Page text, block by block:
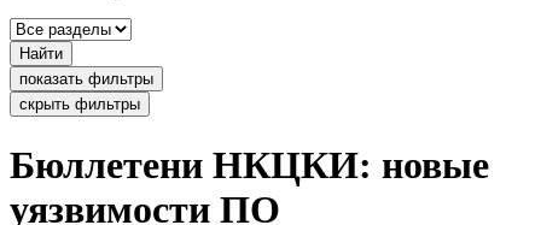
Найти
показать фильтры
скрыть фильтры
Бюллетени НКЦКИ: новые
уязвимости ПО